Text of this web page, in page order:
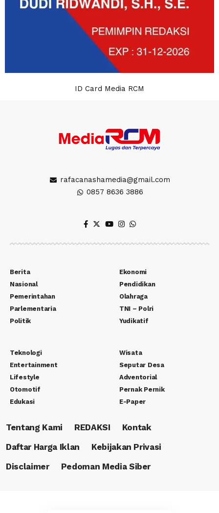
ID Card Media RCM
rafacanashamedia@gmail.com
0857 8636 3886
Berita
Nasional
Pemerintahan
Parlementaria
Politik
Ekonomi
Pendidikan
Olahraga
TNI – Polri
Yudikatif
Teknologi
Entertainment
Lifestyle
Otomotif
Edukasi
Wisata
Seputar Desa
Adventorial
Pernak Pernik
E-Paper
Tentang Kami REDAKSI
Kontak
Daftar Harga Iklan
Kebijakan Privasi
Disclaimer
Pedoman Media Siber